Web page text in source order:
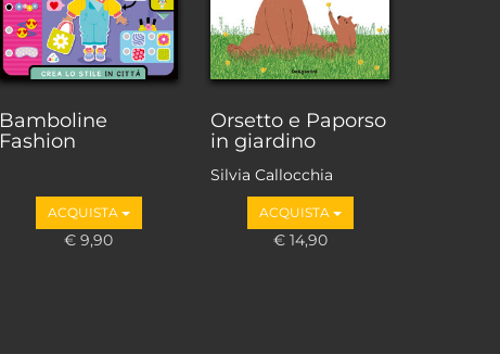
Bamboline
Fashion
ACQUISTA
€ 9,90
Orsetto e Paporso
in giardino
Silvia Callocchia
ACQUISTA
€ 14,90